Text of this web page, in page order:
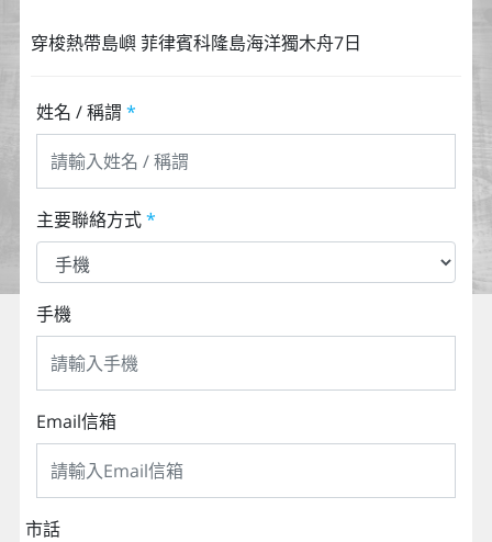
穿梭熱帶島嶼 菲律賓科隆島海洋獨木舟7日
姓名 / 稱謂 *
主要聯絡方式*
手機
Email信箱
市話